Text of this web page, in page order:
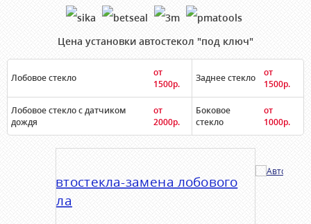
Цена установки автостекол "под ключ"
Лобовое стекло
от
1500р.
Заднее стекло
от
1500р.
Лобовое стекло с датчиком
дождя
от
2000р.
Боковое
стекло
от
1000р.